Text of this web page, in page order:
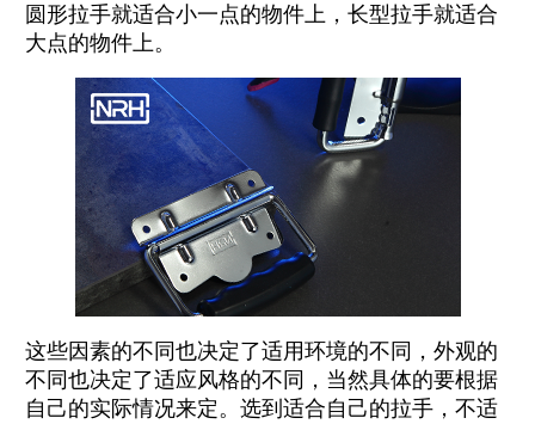
圆形拉手就适合小一点的物件上，长型拉手就适合
大点的物件上。
这些因素的不同也决定了适用环境的不同，外观的
不同也决定了适应风格的不同，当然具体的要根据
自己的实际情况来定。选到适合自己的拉手，不适